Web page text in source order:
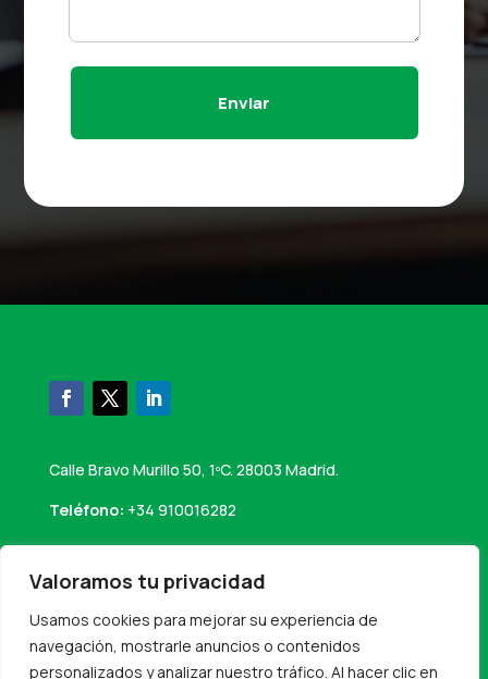
Valoramos tu privacidad
Usamos cookies para mejorar su experiencia de
navegación, mostrarle anuncios o contenidos
personalizados y analizar nuestro tráfico. Al hacer clic en
Enviar
Calle Bravo Murillo 50, 1ºC. 28003 Madrid.
Teléfono: +34 910016282
Email:info@perseaconsultores.es